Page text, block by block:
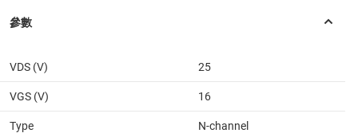
VDS (V) 25
VGS (V) 16
Type N-channel